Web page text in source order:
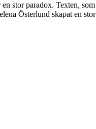
stor paradox. Texten,
Österlund skapat en